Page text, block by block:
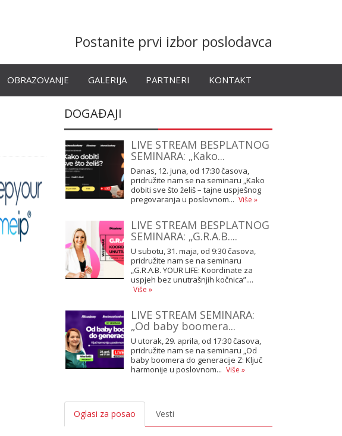
Postanite prvi izbor poslodavca
OBRAZOVANJE GALERIJA PARTNERI KONTAKT
DOGAĐAJI
LIVE STREAM BESPLATNOG
SEMINARA: „Kako...
Danas, 12. juna, od 17:30 časova,
pridružite nam se na seminaru „Kako
dobiti sve što želiš – tajne uspješnog
pregovaranja u poslovnom... Više »
LIVE STREAM BESPLATNOG
SEMINARA: „G.R.A.B....
U subotu, 31. maja, od 9:30 časova,
pridružite nam se na seminaru
„G.R.A.B. YOUR LIFE: Koordinate za
uspjeh bez unutrašnjih kočnica”....
Više »
LIVE STREAM SEMINARA:
„Od baby boomera...
U utorak, 29. aprila, od 17:30 časova,
pridružite nam se na seminaru „Od
baby boomera do generacije Z: Ključ
harmonije u poslovnom... Više »
Oglasi za posao Vesti